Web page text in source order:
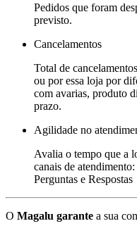
Pedidos que foram
previsto.
Cancelamentos
Total de
ou por essa loja por
com avarias, produto
prazo.
Agilidade no
Avalia o tempo que a
canais de
Perguntas e Respostas
O Magalu garante a sua